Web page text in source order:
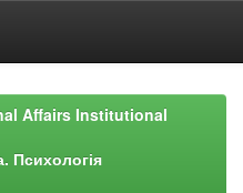
Affairs Institutional
Психологія